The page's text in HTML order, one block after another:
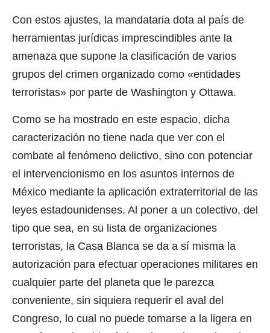
Con estos ajustes, la mandataria dota al país de
herramientas jurídicas imprescindibles ante la
amenaza que supone la clasificación de varios
grupos del crimen organizado como «entidades
terroristas» por parte de Washington y Ottawa.
Como se ha mostrado en este espacio, dicha
caracterización no tiene nada que ver con el
combate al fenómeno delictivo, sino con potenciar
el intervencionismo en los asuntos internos de
México mediante la aplicación extraterritorial de las
leyes estadounidenses. Al poner a un colectivo, del
tipo que sea, en su lista de organizaciones
terroristas, la Casa Blanca se da a sí misma la
autorización para efectuar operaciones militares en
cualquier parte del planeta que le parezca
conveniente, sin siquiera requerir el aval del
Congreso, lo cual no puede tomarse a la ligera en